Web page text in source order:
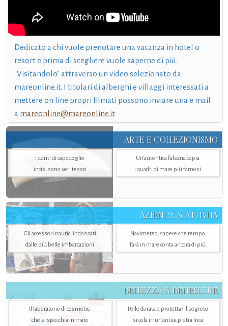
Dedicato a chi vuole prenotare una vacanza in hotel o
resort e prima di scegliere vuole saperne di più.
"Visitandolo" attraverso un video selezionato da
mareonline.it. I titolari di alberghi e villaggi interessati a
mettere on line propri filmati possono inviare una e mail
a mareonline@mareonline.it
ARTE E COLLEZIONISMO
I denti di capodoglio
incisi sono veri tesori
Un’autentica falsaria copia
i quadri di mare più famosi
AZIENDE & ATTIVITÀ
Gli accessori nautici indossati
dalle più belle imbarcazioni
Navimeteo, sapere che tempo
farà in mare conta ancora di più
BELLEZZA & BENESSERE
Il laboratorio di cosmetici
che si specchia in mare
Pelle dorata e protetta? Il segreto
si cela in un’antica pietra Inca